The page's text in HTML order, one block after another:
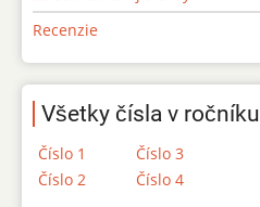
Recenzie
Všetky čísla v ročníku
Číslo 1
Číslo 2
Číslo 3
Číslo 4